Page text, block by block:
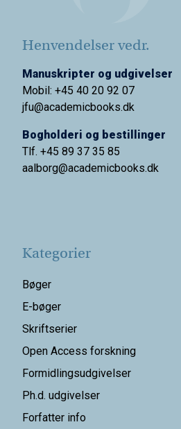
Henvendelser vedr.
Manuskripter og udgivelser
Mobil: +45 40 20 92 07
jfu@academicbooks.dk
Bogholderi og bestillinger
Tlf. +45 89 37 35 85
aalborg@academicbooks.dk
Kategorier
Bøger
E-bøger
Skriftserier
Open Access forskning
Formidlingsudgivelser
Ph.d. udgivelser
Forfatter info